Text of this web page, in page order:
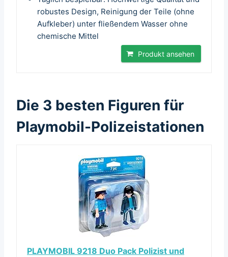
robustes Design, Reinigung der Teile (ohne
Aufkleber) unter fließendem Wasser ohne
chemische Mittel
Produkt ansehen
Die 3 besten Figuren für
Playmobil-Polizeistationen
PLAYMOBIL 9218 Duo Pack Polizist und